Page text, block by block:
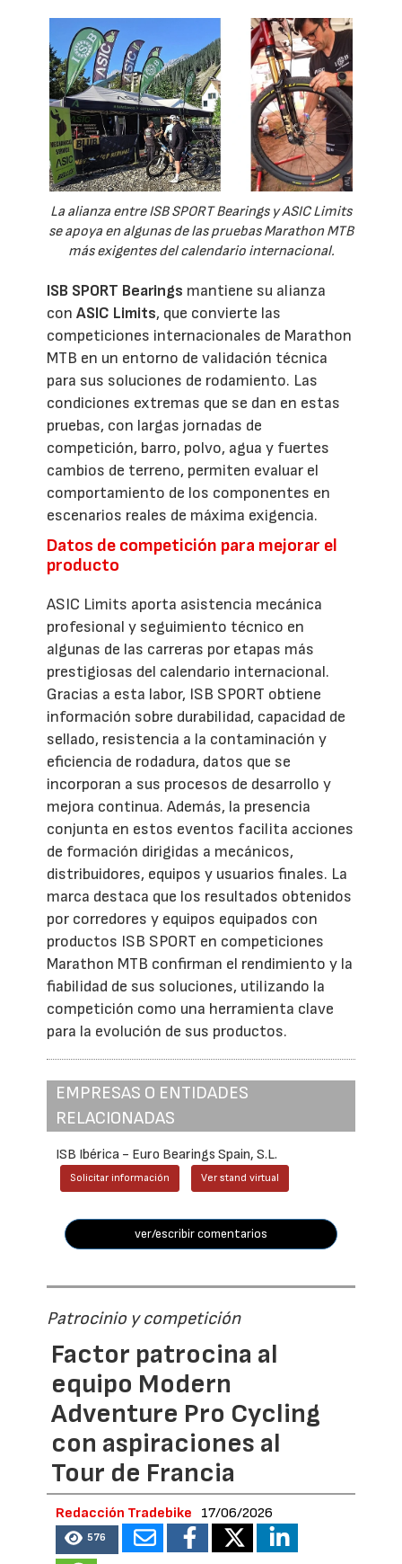
La alianza entre ISB SPORT Bearings y ASIC Limits
se apoya en algunas de las pruebas Marathon MTB
más exigentes del calendario internacional.
ISB SPORT Bearings mantiene su alianza
conASIC Limits, que convierte las
competiciones internacionales de Marathon
MTB en un entorno de validación técnica
para sus soluciones de rodamiento. Las
condiciones extremas que se dan en estas
pruebas, con largas jornadas de
competición, barro, polvo, agua y fuertes
cambios de terreno, permiten evaluar el
comportamiento de los componentes en
escenarios reales de máxima exigencia.
Datos de competición para mejorar el
producto
ASIC Limits aporta asistencia mecánica
profesional y seguimiento técnico en
algunas de las carreras por etapas más
prestigiosas del calendario internacional.
Gracias a esta labor, ISB SPORT obtiene
información sobre durabilidad, capacidad de
sellado, resistencia a la contaminación y
eficiencia de rodadura, datos que se
incorporan a sus procesos de desarrollo y
mejora continua. Además, la presencia
conjunta en estos eventos facilita acciones
de formación dirigidas a mecánicos,
distribuidores, equipos y usuarios finales. La
marca destaca que los resultados obtenidos
por corredores y equipos equipados con
productos ISB SPORT en competiciones
Marathon MTB confirman el rendimiento y la
fiabilidad de sus soluciones, utilizando la
competición como una herramienta clave
para la evolución de sus productos.
EMPRESAS O ENTIDADES
RELACIONADAS
ISB Ibérica - Euro Bearings Spain, S.L.
Solicitar información Ver stand virtual
ver/escribir comentarios
Patrocinio y competición
Factor patrocina al
equipo Modern
Adventure Pro Cycling
con aspiraciones al
Tour de Francia
Redacción Tradebike 17/06/2026
576